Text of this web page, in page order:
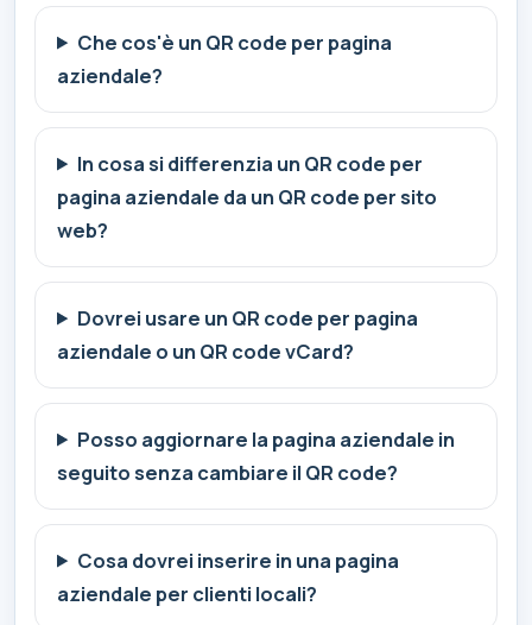
Che cos'è un QR code per pagina
aziendale?
In cosa si differenzia un QR code per
pagina aziendale da un QR code per sito
web?
Dovrei usare un QR code per pagina
aziendale o un QR code vCard?
Posso aggiornare la pagina aziendale in
seguito senza cambiare il QR code?
Cosa dovrei inserire in una pagina
aziendale per clienti locali?